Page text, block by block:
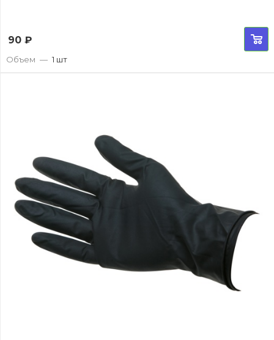
90 ₽
Объем — 1 шт